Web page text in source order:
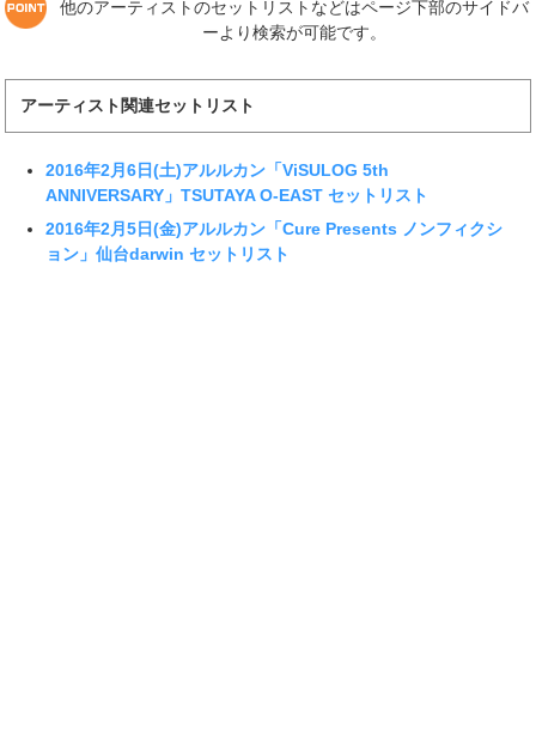
他のアーティストのセットリストなどはページ下部のサイドバ
ーより検索が可能です。
アーティスト関連セットリスト
2016年2月6日(土)アルルカン「ViSULOG 5th
ANNIVERSARY」TSUTAYA O-EAST セットリスト
2016年2月5日(金)アルルカン「Cure Presents ノンフィクシ
ョン」仙台darwin セットリスト